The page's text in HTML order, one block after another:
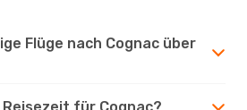
Flüge nach Cognac über